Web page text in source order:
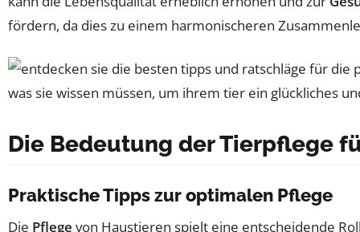
fördern, da dies zu einem harmonischeren
Die Bedeutung der Tierpflege
Praktische Tipps zur optimalen Pflege
Die Pflege von Haustieren spielt eine entscheidende